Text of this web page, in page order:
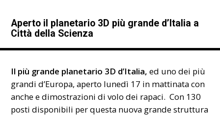
Aperto il planetario 3D più grande d’Italia a
Città della Scienza
Il più grande planetario 3D d’Italia, ed uno dei più
grandi d’Europa, aperto lunedì 17 in mattinata con
anche e dimostrazioni di volo dei rapaci. Con 130
posti disponibili per questa nuova grande struttura